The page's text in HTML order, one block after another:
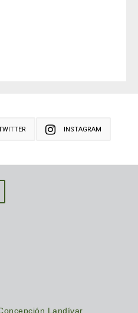
INSTAGRAM
Landívar